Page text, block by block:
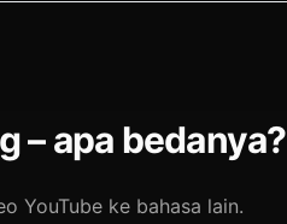
– apa bedanya?
YouTube ke bahasa lain.